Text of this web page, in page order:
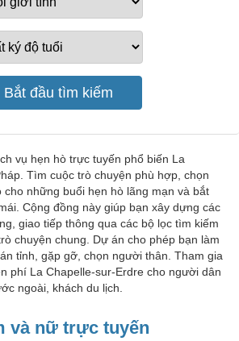
vụ hẹn hò trực tuyến phổ biến La
Tìm cuộc trò chuyện phù hợp, chọn
cho những buổi hẹn hò lãng mạn và bắt
Cộng đồng này giúp bạn xây dựng các
giao tiếp thông qua các bộ lọc tìm kiếm
chuyện chung. Dự án cho phép bạn làm
tỉnh, gặp gỡ, chọn người thân. Tham gia
phí La Chapelle-sur-Erdre cho người dân
ngoài, khách du lịch.
và nữ trực tuyến